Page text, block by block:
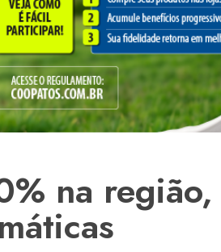
na região,